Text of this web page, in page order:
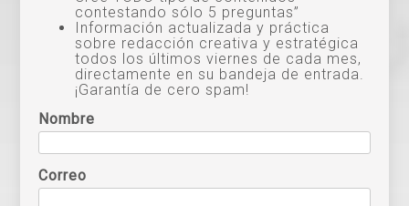
contestando sólo 5 preguntas”
Información actualizada y práctica
sobre redacción creativa y estratégica
todos los últimos viernes de cada mes,
directamente en su bandeja de entrada.
¡Garantía de cero spam!
Nombre
Correo